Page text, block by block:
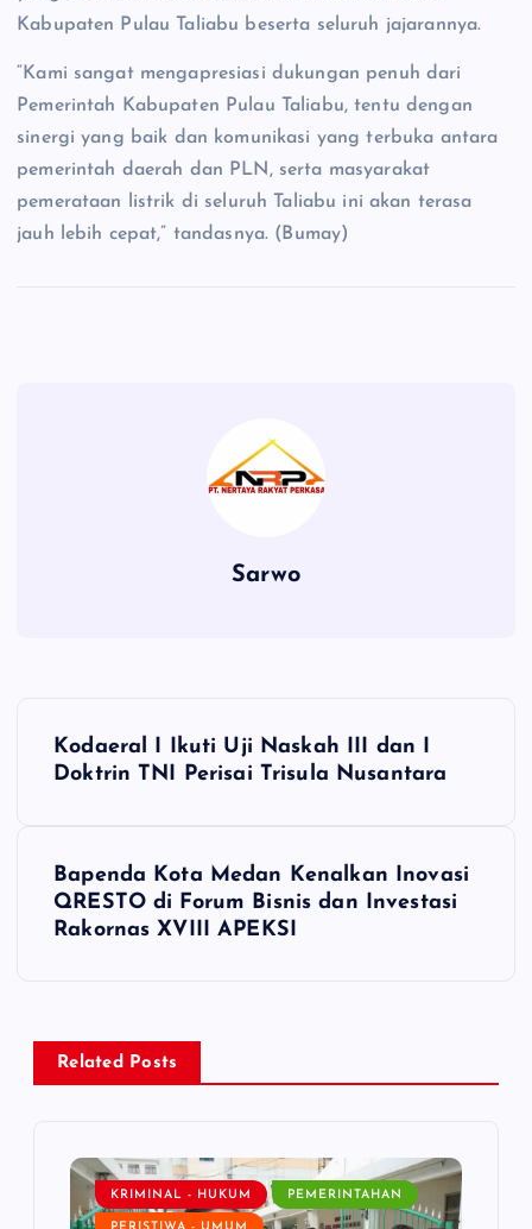
Kabupaten Pulau Taliabu beserta seluruh jajarannya.
“Kami sangat mengapresiasi dukungan penuh dari
Pemerintah Kabupaten Pulau Taliabu, tentu dengan
sinergi yang baik dan komunikasi yang terbuka antara
pemerintah daerah dan PLN, serta masyarakat
pemerataan listrik di seluruh Taliabu ini akan terasa
jauh lebih cepat,” tandasnya. (Bumay)
Sarwo
v
Kodaeral I Ikuti Uji Naskah III dan I
Doktrin TNI Perisai Trisula Nusantara
Bapenda Kota Medan Kenalkan Inovasi
QRESTO di Forum Bisnis dan Investasi
Rakornas XVIII APEKSI
Related Posts
KRIMINAL - HUKUM PEMERINTAHAN